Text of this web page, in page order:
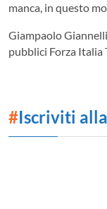
manca, in questo
Giampaolo
pubblici Forza Italia
#Iscriviti